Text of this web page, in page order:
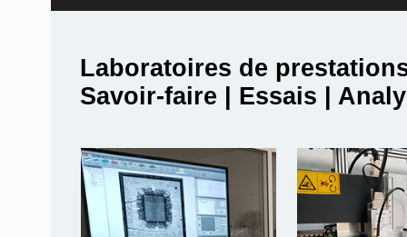
Laboratoires de
Savoir-faire | Essais |